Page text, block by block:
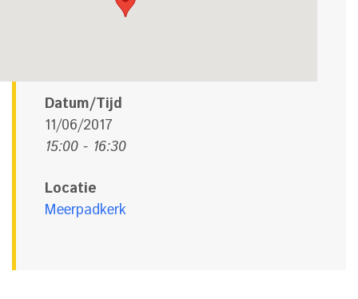
Datum/Tijd
11/06/2017
15:00 - 16:30
Locatie
Meerpadkerk